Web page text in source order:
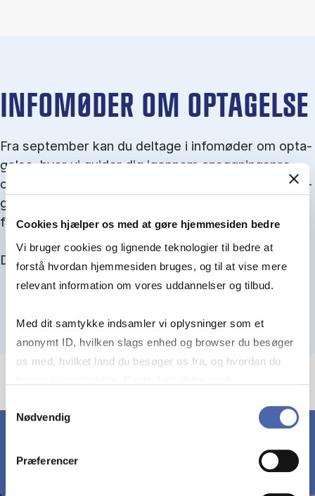
Cookies hjælper os med at gøre hjemmesiden bedre
Vi bruger cookies og lignende teknologier til bedre at
forstå hvordan hjemmesiden bruges, og til at vise mere
relevant information om vores uddannelser og tilbud.
Med dit samtykke indsamler vi oplysninger som et
anonymt ID, hvilken slags enhed og browser du besøger
os med, hvilket land du besøger os fra, og hvordan du
markedsføring. Du bestemmer selv - og kan altid trække
Nødvendig
Præferencer
IN­FO­MØ­DER OM OP­TA­GEL­SE
Fra september kan du del­tage i in­fo­mø­der om op­ta­
gel­se, hvor vi gu­i­der dig igen­nem an­søg­nings­pro­
ces­sen, og for­tæl­ler om kvo­te 1 og 2, sprog- og ad­
gangs­krav, og hvordan du forbedrer dine chancer
for at blive optaget.
Du kan finde alle events her i slutningen af august.